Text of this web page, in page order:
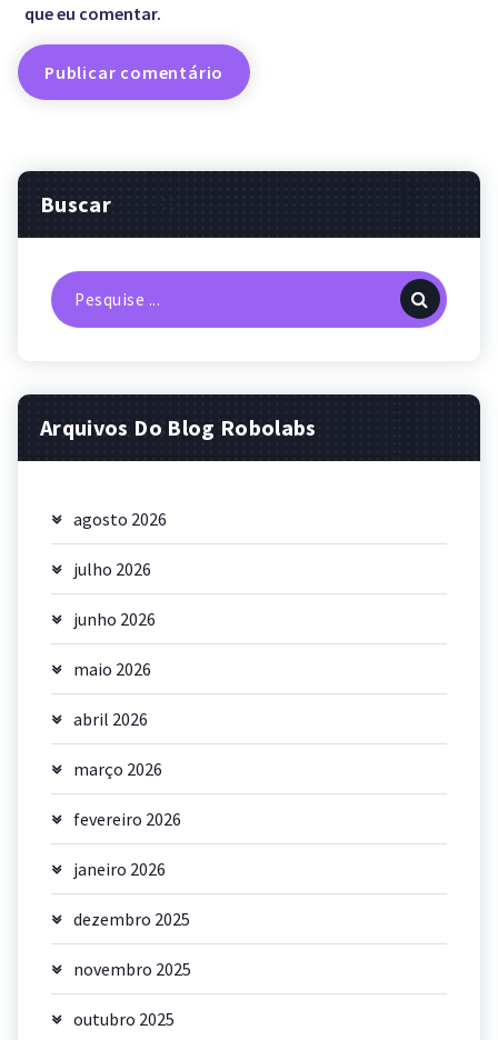
que eu comentar.
Buscar
Pesquisa
por:
Arquivos Do Blog Robolabs
agosto 2026
julho 2026
junho 2026
maio 2026
abril 2026
março 2026
fevereiro 2026
janeiro 2026
dezembro 2025
novembro 2025
outubro 2025